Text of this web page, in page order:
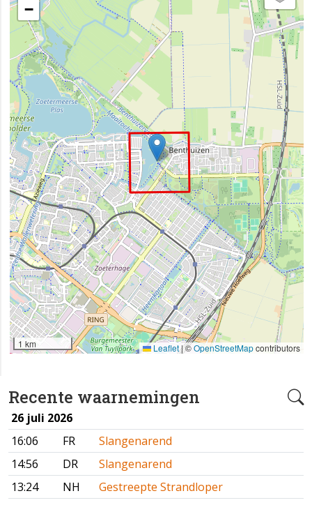
Recente waarnemingen
26 juli 2026
16:06
FR
Slangenarend
14:56
DR
Slangenarend
13:24
NH
Gestreepte Strandloper
−
1 km Leaflet|©OpenStreetMapcontributors